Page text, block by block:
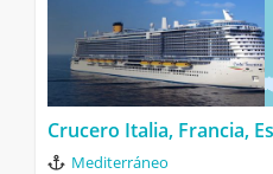
Crucero Italia, Francia,
Mediterráneo